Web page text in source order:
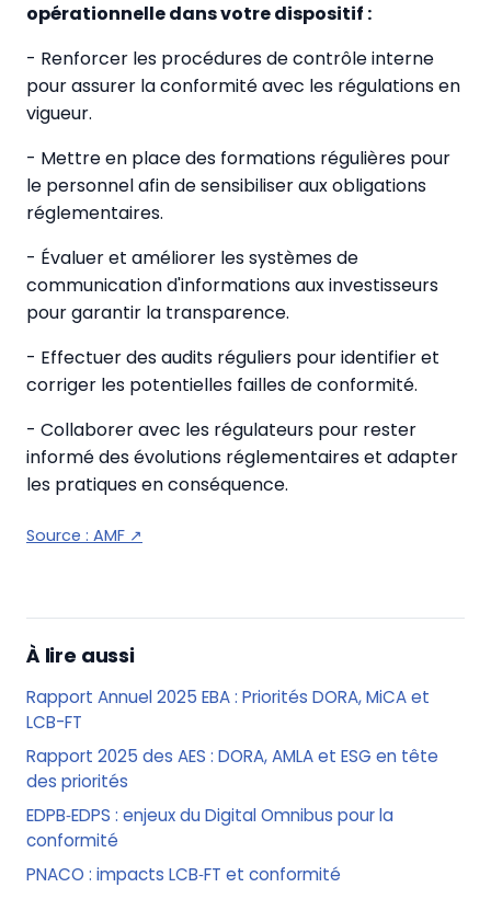
opérationnelle dans votre dispositif :
- Renforcer les procédures de contrôle interne
pour assurer la conformité avec les régulations en
vigueur.
- Mettre en place des formations régulières pour
le personnel afin de sensibiliser aux obligations
réglementaires.
- Évaluer et améliorer les systèmes de
communication d'informations aux investisseurs
pour garantir la transparence.
- Effectuer des audits réguliers pour identifier et
corriger les potentielles failles de conformité.
- Collaborer avec les régulateurs pour rester
informé des évolutions réglementaires et adapter
les pratiques en conséquence.
Source : AMF ↗
À lire aussi
Rapport Annuel 2025 EBA : Priorités DORA, MiCA et
LCB-FT
Rapport 2025 des AES : DORA, AMLA et ESG en tête
des priorités
EDPB‑EDPS : enjeux du Digital Omnibus pour la
conformité
PNACO : impacts LCB‑FT et conformité